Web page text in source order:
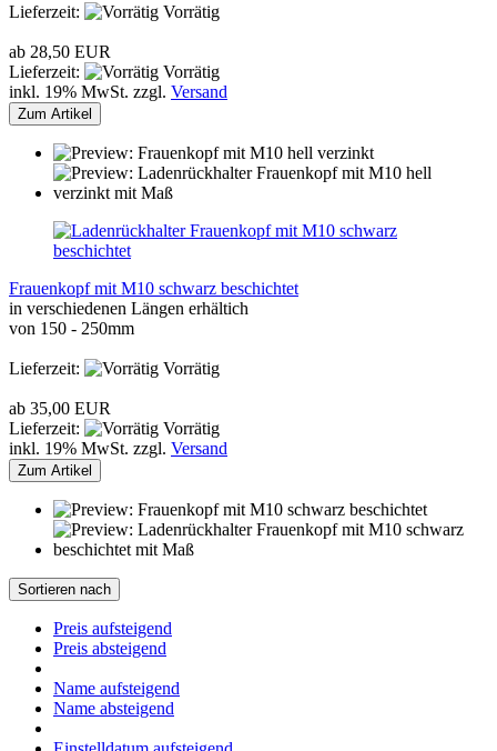
Lieferzeit:
Vorrätig
ab 28,50 EUR
Lieferzeit:
Vorrätig
inkl. 19% MwSt. zzgl. Versand
Zum Artikel
Frauenkopf mit M10 schwarz beschichtet
in verschiedenen Längen erhältich
von 150 - 250mm
Lieferzeit: Vorrätig
ab 35,00 EUR
Lieferzeit:
Vorrätig
inkl. 19% MwSt. zzgl. Versand
Zum Artikel
Sortieren nach
Preis aufsteigend
Preis absteigend
Name aufsteigend
Name absteigend